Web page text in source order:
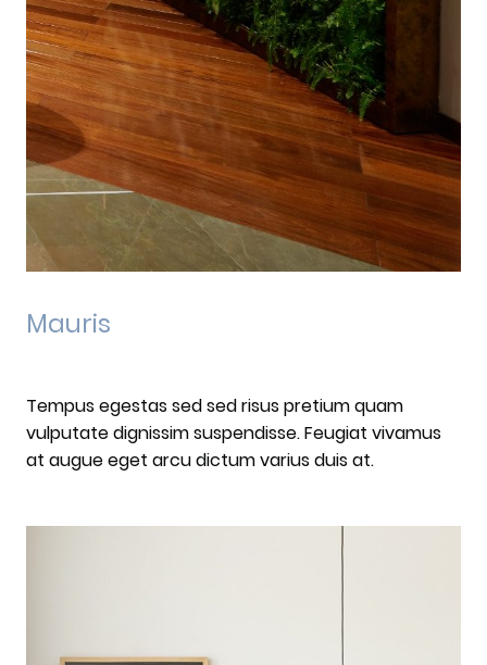
Mauris
Tempus egestas sed sed risus pretium quam
vulputate dignissim suspendisse. Feugiat vivamus
at augue eget arcu dictum varius duis at.